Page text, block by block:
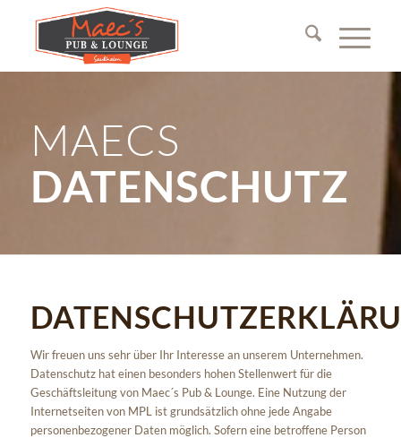
MAECS
DATENSCHUTZ
Wir freuen uns sehr über Ihr Interesse an unserem Unternehmen.
Datenschutz hat einen besonders hohen Stellenwert für die
Geschäftsleitung von Maec´s Pub & Lounge. Eine Nutzung der
Internetseiten von MPL ist grundsätzlich ohne jede Angabe
personenbezogener Daten möglich. Sofern eine betroffene Person